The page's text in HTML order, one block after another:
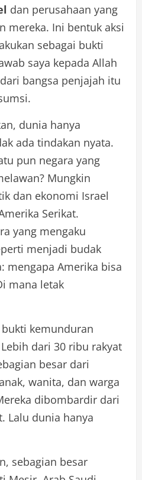
dan perusahaan yang
mereka. Ini bentuk aksi
sebagai bukti
saya kepada Allah
bangsa penjajah itu
dunia hanya
ada tindakan nyata.
pun negara yang
Mungkin
dan ekonomi Israel
Serikat.
yang mengaku
menjadi budak
mengapa Amerika bisa
mana letak
kemunduran
dari 30 ribu rakyat
besar dari
wanita, dan warga
dibombardir dari
Lalu dunia hanya
sebagian besar